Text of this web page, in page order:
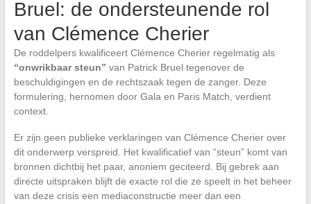
Bruel: de ondersteunende rol
van Clémence Cherier
De roddelpers kwalificeert Clémence Cherier regelmatig als
“onwrikbaar steun” van Patrick Bruel tegenover de
beschuldigingen en de rechtszaak tegen de zanger. Deze
formulering, hernomen door Gala en Paris Match, verdient
context.
Er zijn geen publieke verklaringen van Clémence Cherier over
dit onderwerp verspreid. Het kwalificatief van “steun” komt van
bronnen dichtbij het paar, anoniem geciteerd. Bij gebrek aan
directe uitspraken blijft de exacte rol die ze speelt in het beheer
van deze crisis een mediaconstructie meer dan een